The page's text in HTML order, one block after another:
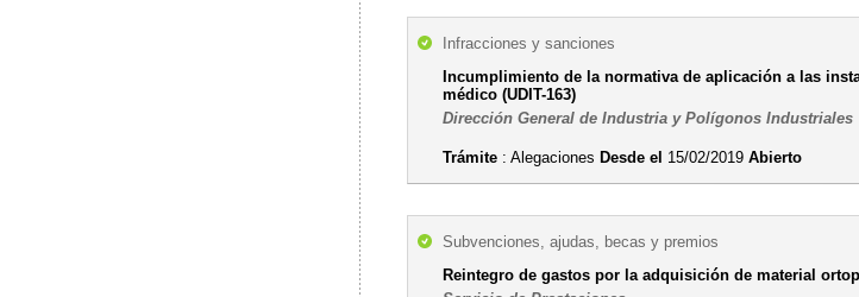
Infracciones y sanciones
Incumplimiento de la normativa de aplicación a las
médico (UDIT-163)
Dirección General de Industria y Polígonos Industriales
Trámite : Alegaciones Desde el 15/02/2019Abierto
Subvenciones, ajudas, becas y premios
Reintegro de gastos por la adquisición de material